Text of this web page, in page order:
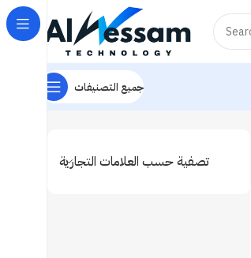
جميع التصنيفات
Home DVDShowing the single result
تصفية حسب العلامات التجارية